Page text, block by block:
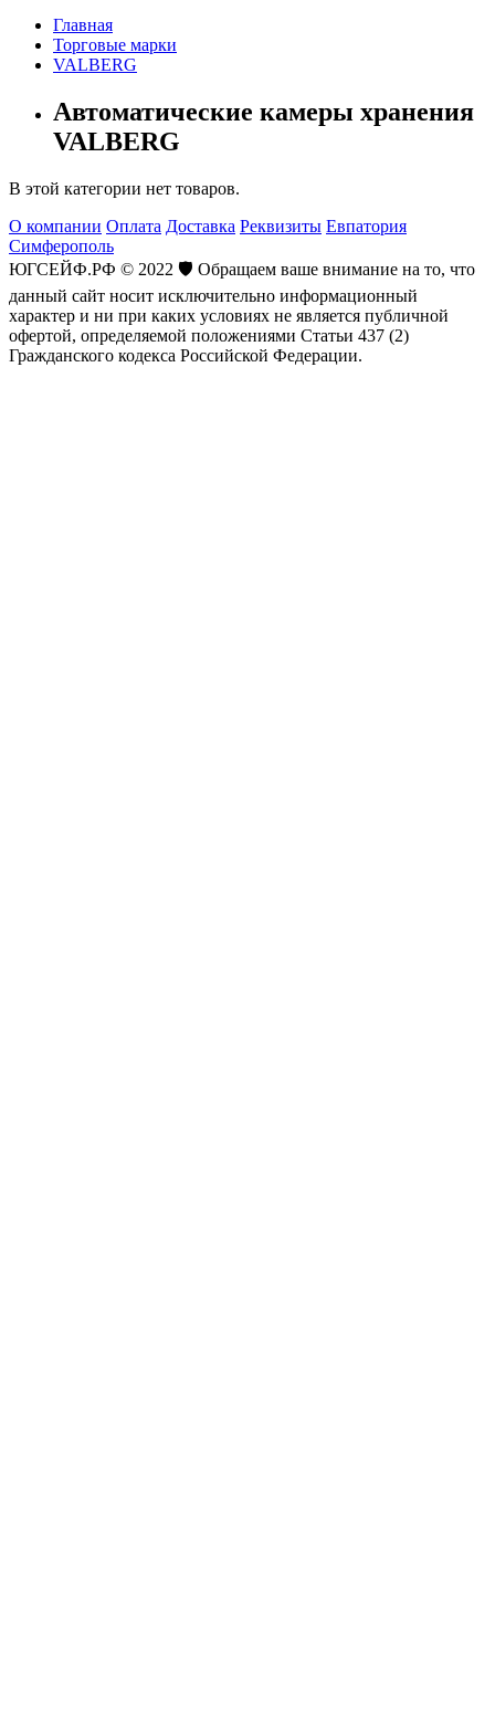
Главная
Торговые марки
VALBERG
Автоматические камеры хранения
VALBERG
В этой категории нет товаров.
О компании Оплата Доставка Реквизиты Евпатория
Симферополь
ЮГСЕЙФ.РФ © 2022 🛡️ Обращаем ваше внимание на то, что
данный сайт носит исключительно информационный
характер и ни при каких условиях не является публичной
офертой, определяемой положениями Статьи 437 (2)
Гражданского кодекса Российской Федерации.